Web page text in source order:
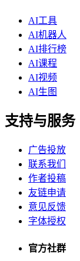
AI工具
AI机器人
AI排行榜
AI课程
AI视频
AI生图
支持与服务
广告投放
联系我们
作者投稿
友链申请
意见反馈
字体授权
官方社群